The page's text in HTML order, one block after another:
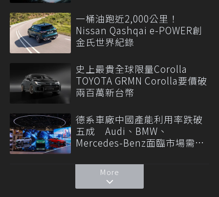
一桶油跑近2,000公里！
Nissan Qashqai e-POWER創
金氏世界紀錄
史上最貴全球限量Corolla
TOYOTA GRMN Corolla要價破
兩百萬新台幣
德系車廠中國產能利用率跌破
五成 Audi、BMW、
Mercedes-Benz面臨市場需求
More